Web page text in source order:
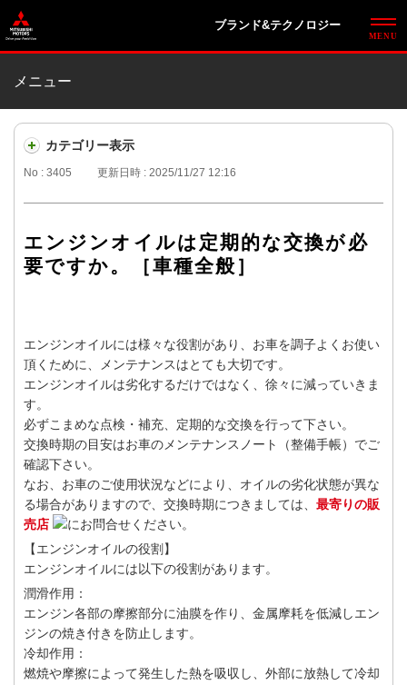
ブランド&テクノロジー
メニュー
カテゴリー表示
No : 3405 更新日時 : 2025/11/27 12:16
エンジンオイルは定期的な交換が必
要ですか。［車種全般］
エンジンオイルには様々な役割があり、お車を調子よくお使い
頂くために、メンテナンスはとても大切です。
エンジンオイルは劣化するだけではなく、徐々に減っていきま
す。
必ずこまめな点検・補充、定期的な交換を行って下さい。
交換時期の目安はお車のメンテナンスノート（整備手帳）でご
確認下さい。
なお、お車のご使用状況などにより、オイルの劣化状態が異な
る場合がありますので、交換時期につきましては、 最寄りの販
売店
にお問合せください。
【エンジンオイルの役割】
エンジンオイルには以下の役割があります。
潤滑作用：
エンジン各部の摩擦部分に油膜を作り、金属摩耗を低減しエン
ジンの焼き付きを防止します。
冷却作用：
燃焼や摩擦によって発生した熱を吸収し、外部に放熱して冷却